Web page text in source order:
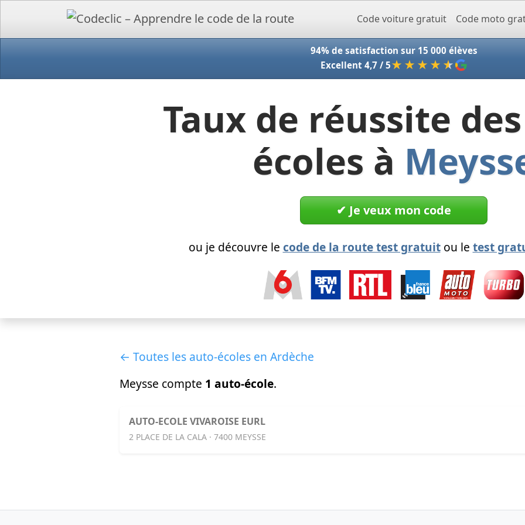
Accueil - CodeclicCode voiture gratuit Code moto
94% de satisfaction sur 15 000 élèves
Excellent 4,7 / 5★★★★ ★
Taux de réussite
écoles à
✔︎ Je veux mon code
ou je découvre le code de la route test gratuitou le test
← Toutes les auto-écoles en Ardèche
Meysse compte 1 auto-école.
AUTO-ECOLE VIVAROISE EURL
2 PLACE DE LA CALA · 7400 MEYSSE